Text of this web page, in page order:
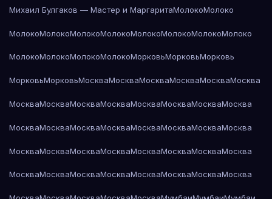
Михаил Булгаков — Мастер и МаргаритаМолокоМолоко
МолокоМолокоМолокоМолокоМолокоМолокоМолокоМолоко
МолокоМолокоМолокоМолокоМорковьМорковьМорковь
МорковьМорковьМоскваМоскваМоскваМоскваМоскваМосква
МоскваМоскваМоскваМоскваМоскваМоскваМоскваМосква
МоскваМоскваМоскваМоскваМоскваМоскваМоскваМосква
МоскваМоскваМоскваМоскваМоскваМоскваМоскваМосква
МоскваМоскваМоскваМоскваМоскваМоскваМоскваМосква